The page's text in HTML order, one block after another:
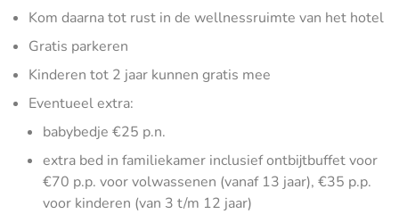
Kom daarna tot rust in de wellnessruimte van het hotel
Gratis parkeren
Kinderen tot 2 jaar kunnen gratis mee
Eventueel extra:
babybedje €25 p.n.
extra bed in familiekamer inclusief ontbijtbuffet voor
€70 p.p. voor volwassenen (vanaf 13 jaar), €35 p.p.
voor kinderen (van 3 t/m 12 jaar)